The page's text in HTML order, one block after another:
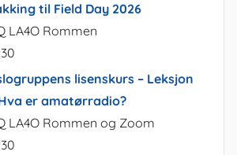
til Field Day 2026
LA4O Rommen
lisenskurs – Leksjon
er amatørradio?
LA4O Rommen og Zoom